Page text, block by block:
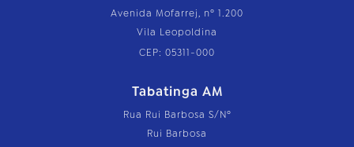
Avenida Mofarrej, nº 1.200
Vila Leopoldina
CEP: 05311-000
Tabatinga AM
Rua Rui Barbosa S/Nº
Rui Barbosa